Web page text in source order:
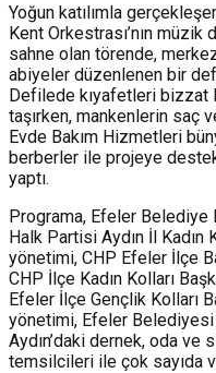
Yoğun katılımla
Kent Orkestrası’nın
sahne olan törende,
abiyeler düzenlenen bir
Defilede kıyafetleri bizzat
taşırken, mankenlerin saç
Evde Bakım Hizmetleri
berberler ile projeye
yaptı.
Programa, Efeler Belediye
Halk Partisi Aydın İl Kadın
yönetimi, CHP Efeler İlçe
CHP İlçe Kadın Kolları
Efeler İlçe Gençlik Kolları
yönetimi, Efeler
Aydın’daki dernek, oda ve
temsilcileri ile çok sayıda